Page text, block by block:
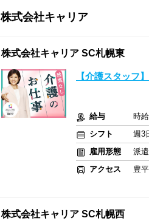
株式会社キャリア
株式会社キャリア SC札幌東
【介護スタッフ
給与
時
シフト
週3
雇用形態
派
アクセス
豊
株式会社キャリア SC札幌西